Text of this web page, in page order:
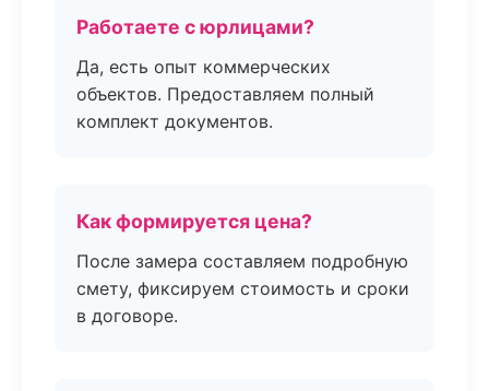
Работаете с юрлицами?
Да, есть опыт коммерческих
объектов. Предоставляем полный
комплект документов.
Как формируется цена?
После замера составляем подробную
смету, фиксируем стоимость и сроки
в договоре.